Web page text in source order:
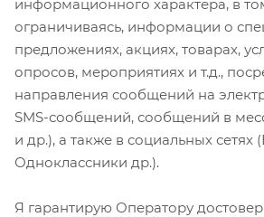
информационного характера, в
ограничиваясь, информации о
предложениях, акциях, товарах,
опросов, мероприятиях и т.д.,
направления сообщений на
SMS-сообщений, сообщений в
и др.), а также в социальных сетях
Одноклассники др.).
Я гарантирую Оператору